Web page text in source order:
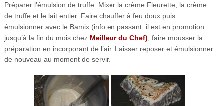
Préparer l’émulsion de truffe: Mixer la crème Fleurette, la crème
de truffe et le lait entier. Faire chauffer à feu doux puis
émulsionner avec le Bamix (info en passant: il est en promotion
jusqu’à la fin du mois chez Meilleur du Chef); faire mousser la
préparation en incorporant de l’air. Laisser reposer et émulsionner
de nouveau au moment de servir.